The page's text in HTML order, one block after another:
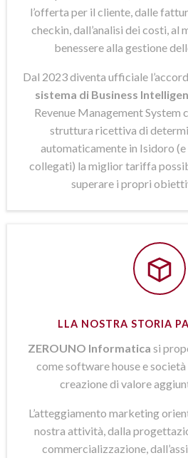
l’offerta per il cliente, dalle
checkin, dall’analisi dei costi, al
benessere alla gestione
Dal 2023 diventa ufficiale
sistema di Business
Revenue Management System
struttura ricettiva di
automaticamente in Isidoro
collegati) la miglior tariffa
superare i propri
LLA NOSTRA STORIA
ZEROUNO Informatica si
come software house e
creazione di valore
L’atteggiamento marketing
nostra attività, dalla
commercializzazione,